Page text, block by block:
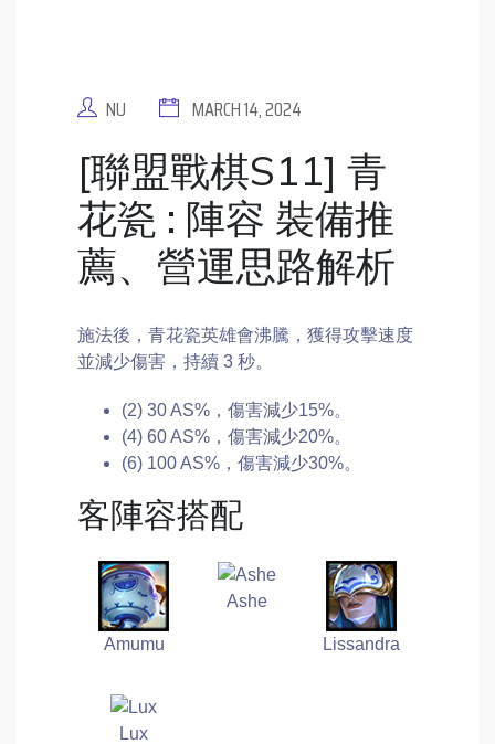
NU MARCH 14, 2024
[聯盟戰棋S11] 青
花瓷 : 陣容 裝備推
薦、營運思路解析
施法後，青花瓷英雄會沸騰，獲得攻擊速度
並減少傷害，持續 3 秒。
(2) 30 AS%，傷害減少15%。
(4) 60 AS%，傷害減少20%。
(6) 100 AS%，傷害減少30%。
客陣容搭配
Amumu
Ashe
Lissandra
Lux